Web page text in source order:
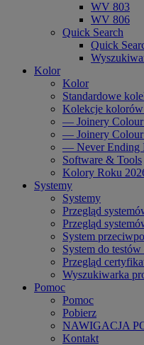
WV 803
WV 806
Quick Search
Quick
Kolor
Kolor
Standardowe
Kolekcje
— Joinery Colour
— Joinery Colour
— Never Ending
Software & Tools
Kolory Roku
Systemy
Systemy
Przegląd
Przegląd
System
System do
Przegląd
Wyszukiwarka
Pomoc
Pomoc
Pobierz
NAWIGACJA
Kontakt